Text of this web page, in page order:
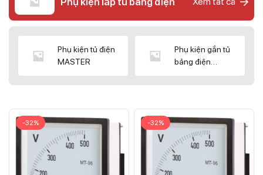
Phụ kiện tủ điện
MASTER
Phụ kiện gắn tủ
bảng điện
-32% -32%